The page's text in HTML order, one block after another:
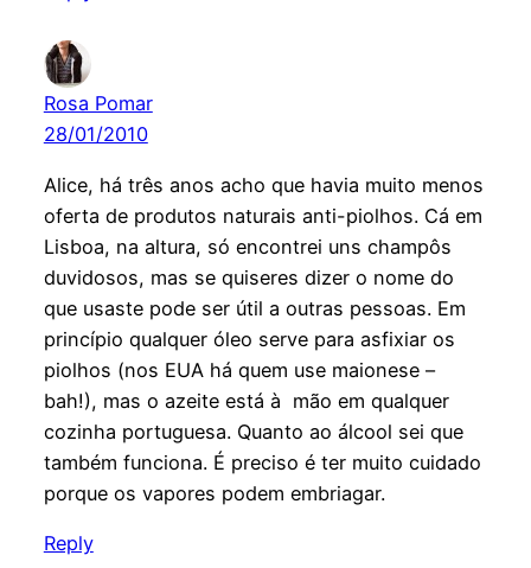
Rosa Pomar
28/01/2010
Alice, há três anos acho que havia muito menos
oferta de produtos naturais anti-piolhos. Cá em
Lisboa, na altura, só encontrei uns champôs
duvidosos, mas se quiseres dizer o nome do
que usaste pode ser útil a outras pessoas. Em
princípio qualquer óleo serve para asfixiar os
piolhos (nos EUA há quem use maionese –
bah!), mas o azeite está à mão em qualquer
cozinha portuguesa. Quanto ao álcool sei que
também funciona. É preciso é ter muito cuidado
porque os vapores podem embriagar.
Reply